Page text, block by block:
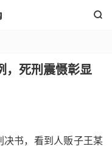

，死刑震慑彰显
决书，看到人贩子王某